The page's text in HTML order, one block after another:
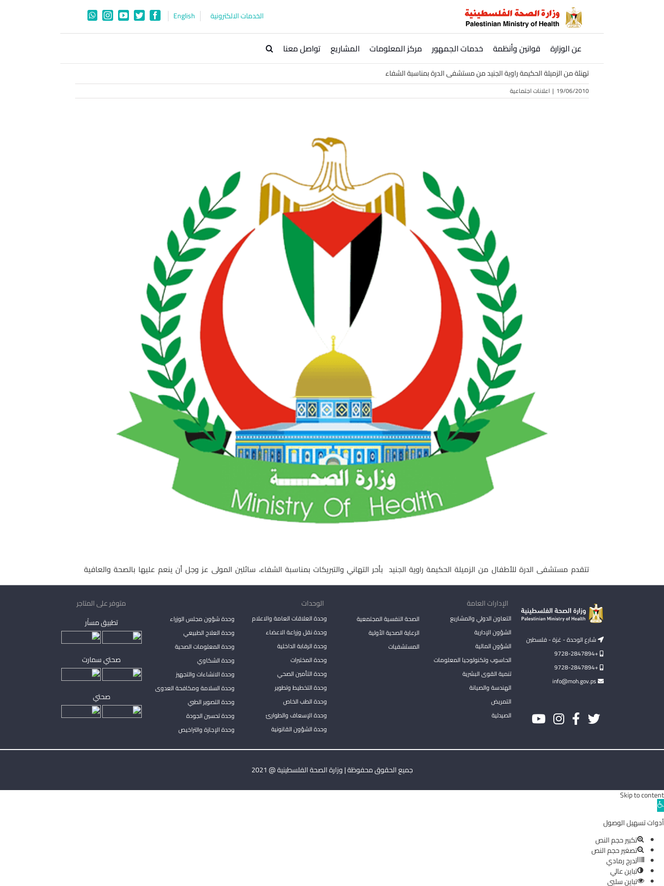
الخدمات الالكترونية English
Facebook
Twitter
YouTube
Instagram
WhatsApp
عن الوزارة قوانين وأنظمة خدمات الجمهور مركز المعلومات المشاريع تواصل معنا
تهنئة من الزميلة الحكيمة راوية الجنيد من مستشفى الدرة بمناسبة الشفاء
19/06/2010
| اعلانات اجتماعية
تتقدم مستشفى الدرة للأطفال من الزميلة الحكيمة راوية الجنيد بأحر التهاني والتبريكات بمناسبة الشفاء، سائلين المولى عز وجل أن ينعم عليها بالصحة والعافية
شارع الوحدة - غزة - فلسطين
+9728-2847894
+9728-2847894
الإدارات العامة
التعاون الدولي والمشاريع
الشؤون الإدارية
الشؤون المالية
الحاسوب وتكنولوجيا المعلومات
تنمية القوى البشرية
الهندسة والصيانة
التمريض
الصيدلية
الصحة النفسية المجتمعية
الرعاية الصحية الأولية
المستشفيات
الوحدات
وحدة العلاقات العامة والاعلام
وحدة نقل وزراعة الاعضاء
وحدة الرقابة الداخلية
وحدة المختبرات
وحدة التأمين الصحي
وحدة التخطيط وتطوير
وحدة الطب الخاص
وحدة الإسعاف والطوارئ
وحدة الشؤون القانونية
وحدة شؤون مجلس الوزراء
وحدة العلاج الطبيعي
وحدة المعلومات الصحية
وحدة الشكاوي
وحدة الانشاءات والتجهيز
وحدة السلامة ومكافحة العدوى
وحدة التصوير الطبي
وحدة تحسين الجودة
وحدة الإجازة والتراخيص
متوفر على المتاجر
تطبيق مساْر
صحتي سمارت
صحتي
جميع الحقوق محفوظة | وزارة الصحة الفلسطينية @ 2021
Skip to content
Open
toolbar
أدوات تسهيل الوصول
تكبير حجم النص
تصغير حجم النص
تدرج رمادي
تباين عالي
تباين سلبي